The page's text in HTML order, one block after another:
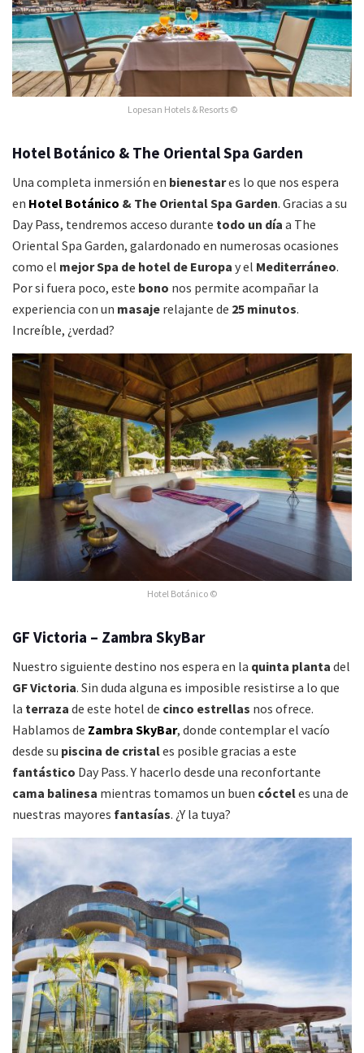
Lopesan Hotels & Resorts ©
Hotel Botánico & The Oriental Spa Garden
Una completa inmersión en bienestares lo que nos espera
en Hotel Botánico & The Oriental Spa Garden. Gracias a su
Day Pass, tendremos acceso durante todo un día a The
Oriental Spa Garden, galardonado en numerosas ocasiones
como el mejor Spa de hotel de Europa y el Mediterráneo.
Por si fuera poco, este bono nos permite acompañar la
experiencia con un masaje relajante de 25 minutos.
Increíble, ¿verdad?
Hotel Botánico ©
GF Victoria – Zambra SkyBar
Nuestro siguiente destino nos espera en la quinta planta del
GF Victoria. Sin duda alguna es imposible resistirse a lo que
la terraza de este hotel de cinco estrellas nos ofrece.
Hablamos de Zambra SkyBar, donde contemplar el vacío
desde su piscina de cristales posible gracias a este
fantástico Day Pass. Y hacerlo desde una reconfortante
cama balinesa mientras tomamos un buen cócteles una de
nuestras mayores fantasías. ¿Y la tuya?